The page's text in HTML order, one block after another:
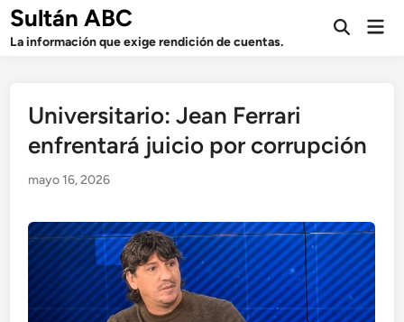
Saltar
contenido
Sultán ABC
La información que exige rendición de cuentas.
Abrir
Universitario: Jean Ferrari
enfrentará juicio por corrupción
mayo 16, 2026